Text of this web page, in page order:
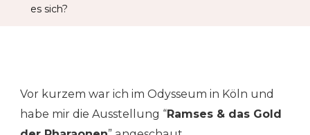
es sich?
Vor kurzem war ich im Odysseum in Köln und
habe mir die Ausstellung “Ramses & das Gold